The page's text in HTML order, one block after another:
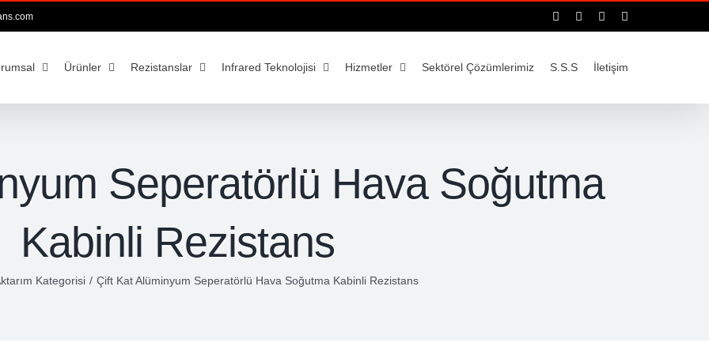
FacebookInstagramYouTube
Ürünler Rezistanslar Infrared Teknolojisi Hizmetler Sektörel Çözümlerimiz S.S.S İletişim
Seperatörlü Hava Soğutma
Kabinli Rezistans
Kategorisi / Çift Kat Alüminyum Seperatörlü Hava Soğutma Kabinli Rezistans